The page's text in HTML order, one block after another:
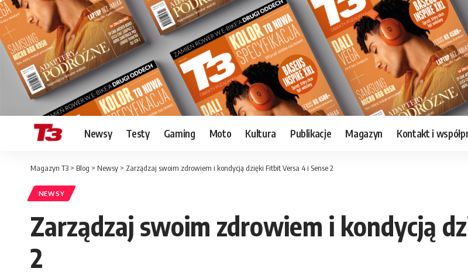
Newsy Testy Gaming Moto Kultura Publikacje Magazyn Kontakt i
Magazyn T3 > Blog > Newsy > Zarządzaj swoim zdrowiem i kondycją dzięki Fitbit Versa 4 i Sense 2
NEWSY
Zarządzaj swoim zdrowiem i kondycją
2